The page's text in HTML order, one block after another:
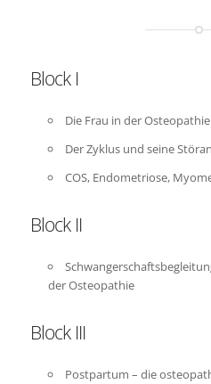
Block I
Die Frau in der Osteopathie
Der Zyklus und seine
COS, Endometriose,
Block II
der Osteopathie
Block III
Postpartum – die